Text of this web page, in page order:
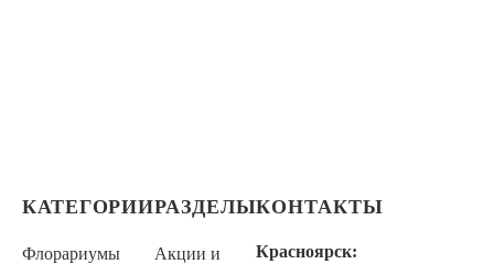
КАТЕГОРИИ
Флорариумы
РАЗДЕЛЫ
Акции и
КОНТАКТЫ
Красноярск: